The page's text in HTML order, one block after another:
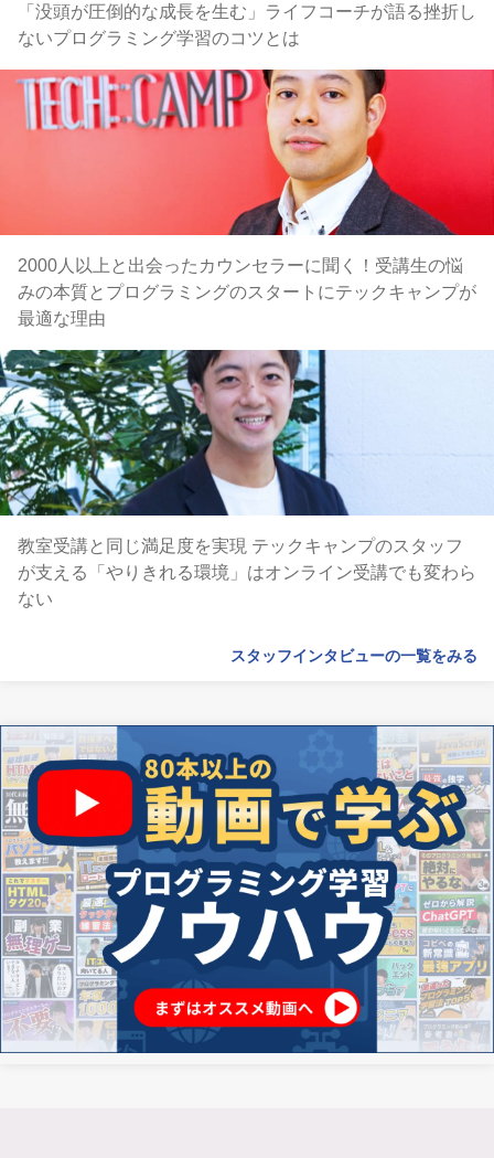
「没頭が圧倒的な成長を生む」ライフコーチが語る挫折し
ないプログラミング学習のコツとは
2000人以上と出会ったカウンセラーに聞く！受講生の悩
みの本質とプログラミングのスタートにテックキャンプが
最適な理由
教室受講と同じ満足度を実現 テックキャンプのスタッフ
が支える「やりきれる環境」はオンライン受講でも変わら
ない
スタッフインタビューの一覧をみる